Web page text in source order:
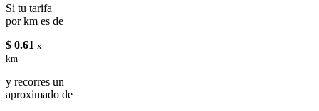
Si tu tarifa
por km es de
$ 0.61 x
km
y recorres un
aproximado de